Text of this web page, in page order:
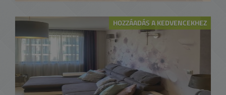
HOZZÁADÁS A KEDVENCEKHEZ